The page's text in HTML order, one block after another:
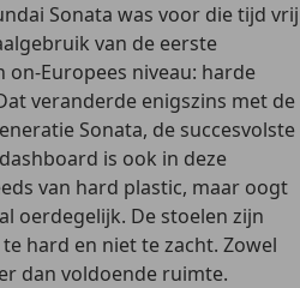
Sonata was voor die tijd vrij
van de eerste
on-Europees niveau: harde
veranderde enigszins met de
Sonata, de succesvolste
is ook in deze
van hard plastic, maar oogt
oerdegelijk. De stoelen zijn
hard en niet te zacht. Zowel
dan voldoende ruimte.